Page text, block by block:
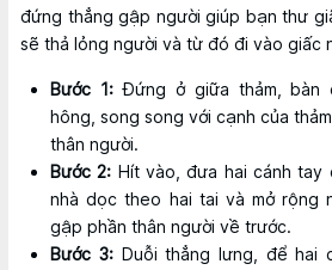
đứng thẳng gập người giúp bạn thư
sẽ thả lỏng người và từ đó đi vào giấc
Bước 1:Đứng ở giữa thảm, bàn
hông, song song với cạnh của
thân người.
Bước 2: Hít vào, đưa hai cánh tay
nhà dọc theo hai tai và mở rộng
gập phần thân người về trước.
Bước 3: Duỗi thẳng lưng, để hai